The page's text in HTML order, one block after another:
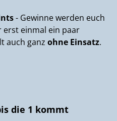
- Gewinne werden euch
einmal ein paar
auch ganz ohne Einsatz.
die 1 kommt